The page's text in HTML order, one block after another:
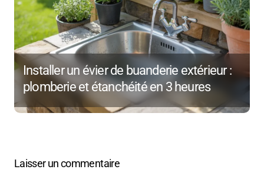
Installer un évier de buanderie extérieur :
plomberie et étanchéité en 3 heures
Laisser un commentaire